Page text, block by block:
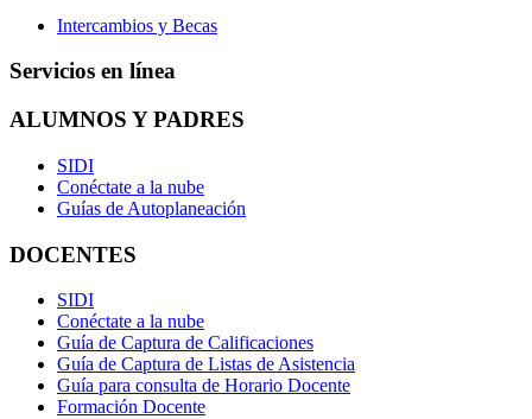
Intercambios y Becas
Servicios en línea
ALUMNOS Y PADRES
SIDI
Conéctate a la nube
Guías de Autoplaneación
DOCENTES
SIDI
Conéctate a la nube
Guía de Captura de Calificaciones
Guía de Captura de Listas de Asistencia
Guía para consulta de Horario Docente
Formación Docente